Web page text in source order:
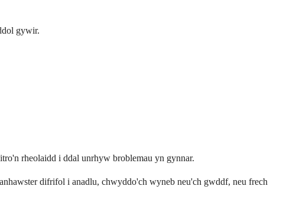
gywir.
rheolaidd i ddal unrhyw broblemau yn gynnar.
difrifol i anadlu, chwyddo'ch wyneb neu'ch gwddf, neu frech